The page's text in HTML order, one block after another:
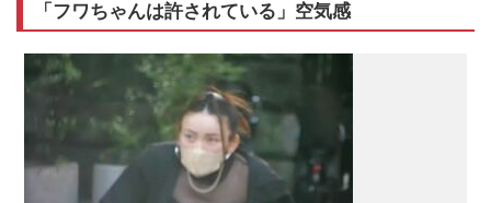
「フワちゃんは許されている」空気感